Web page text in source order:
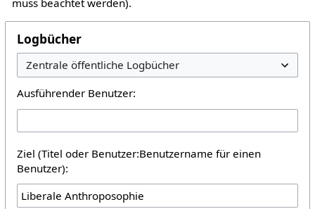
muss beachtet werden).
Logbücher
Ausführender Benutzer:
Ziel (Titel oder Benutzer:Benutzername für einen
Benutzer):